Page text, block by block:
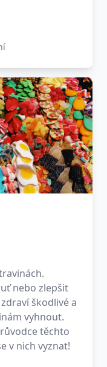
nebo zlepšit
škodlivé a
vyhnout.
těchto
v nich vyznat!